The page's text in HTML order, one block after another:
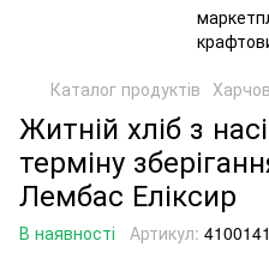
Каталог продуктів
Житній хліб з
терміну
Лембас Еліксир
В наявності Артикул: 4100141